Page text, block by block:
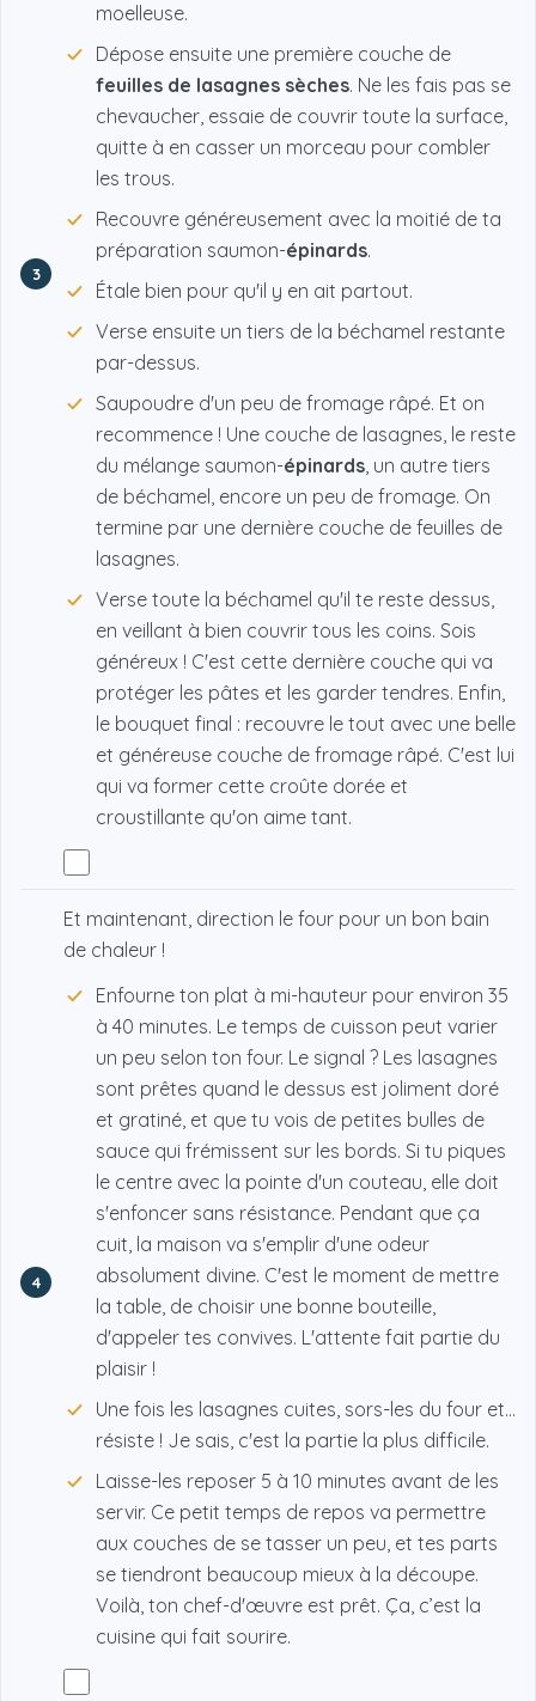
3
moelleuse.
Dépose ensuite une première couche de
feuilles de lasagnes sèches. Ne les fais pas se
chevaucher, essaie de couvrir toute la surface,
quitte à en casser un morceau pour combler
les trous.
Recouvre généreusement avec la moitié de ta
préparation saumon-épinards.
Étale bien pour qu'il y en ait partout.
Verse ensuite un tiers de la béchamel restante
par-dessus.
Saupoudre d'un peu de fromage râpé. Et on
recommence ! Une couche de lasagnes, le reste
du mélange saumon-épinards, un autre tiers
de béchamel, encore un peu de fromage. On
termine par une dernière couche de feuilles de
lasagnes.
Verse toute la béchamel qu'il te reste dessus,
en veillant à bien couvrir tous les coins. Sois
généreux ! C'est cette dernière couche qui va
protéger les pâtes et les garder tendres. Enfin,
le bouquet final : recouvre le tout avec une belle
et généreuse couche de fromage râpé. C'est lui
qui va former cette croûte dorée et
croustillante qu'on aime tant.
4
Et maintenant, direction le four pour un bon bain
de chaleur !
Enfourne ton plat à mi-hauteur pour environ 35
à 40 minutes. Le temps de cuisson peut varier
un peu selon ton four. Le signal ? Les lasagnes
sont prêtes quand le dessus est joliment doré
et gratiné, et que tu vois de petites bulles de
sauce qui frémissent sur les bords. Si tu piques
le centre avec la pointe d'un couteau, elle doit
s'enfoncer sans résistance. Pendant que ça
cuit, la maison va s'emplir d'une odeur
absolument divine. C'est le moment de mettre
la table, de choisir une bonne bouteille,
d'appeler tes convives. L'attente fait partie du
plaisir !
Une fois les lasagnes cuites, sors-les du four et…
résiste ! Je sais, c'est la partie la plus difficile.
Laisse-les reposer 5 à 10 minutes avant de les
servir. Ce petit temps de repos va permettre
aux couches de se tasser un peu, et tes parts
se tiendront beaucoup mieux à la découpe.
Voilà, ton chef-d'œuvre est prêt. Ça, c’est la
cuisine qui fait sourire.